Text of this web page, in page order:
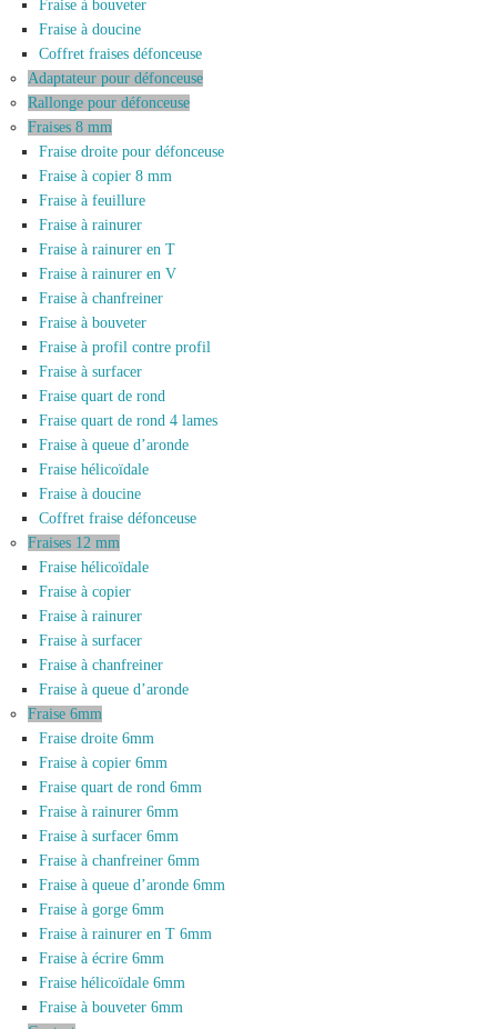
Fraise à bouveter
Fraise à doucine
Coffret fraises défonceuse
Adaptateur pour défonceuse
Rallonge pour défonceuse
Fraises 8 mm
Fraise droite pour défonceuse
Fraise à copier 8 mm
Fraise à feuillure
Fraise à rainurer
Fraise à rainurer en T
Fraise à rainurer en V
Fraise à chanfreiner
Fraise à bouveter
Fraise à profil contre profil
Fraise à surfacer
Fraise quart de rond
Fraise quart de rond 4 lames
Fraise à queue d’aronde
Fraise hélicoïdale
Fraise à doucine
Coffret fraise défonceuse
Fraises 12 mm
Fraise hélicoïdale
Fraise à copier
Fraise à rainurer
Fraise à surfacer
Fraise à chanfreiner
Fraise à queue d’aronde
Fraise 6mm
Fraise droite 6mm
Fraise à copier 6mm
Fraise quart de rond 6mm
Fraise à rainurer 6mm
Fraise à surfacer 6mm
Fraise à chanfreiner 6mm
Fraise à queue d’aronde 6mm
Fraise à gorge 6mm
Fraise à rainurer en T 6mm
Fraise à écrire 6mm
Fraise hélicoïdale 6mm
Fraise à bouveter 6mm